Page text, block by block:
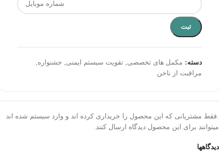
ثبت
دسته: مکمل های تخصصی تقویت سیستم ایمنی جشنواره
مراقبت از ناخن
دیدگاهها
.فقط مشتریانی که این محصول را خریداری کرده اند و وارد سیستم شده اند
میتوانند برای این محصول دیدگاه ارسال کنند.